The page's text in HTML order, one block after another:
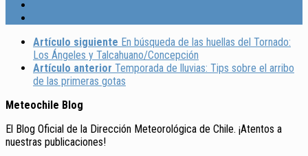
Artículo siguiente En búsqueda de las huellas del Tornado:
Los Ángeles y Talcahuano/Concepción
Artículo anterior Temporada de lluvias: Tips sobre el arribo
de las primeras gotas
Meteochile Blog
El Blog Oficial de la Dirección Meteorológica de Chile. ¡Atentos a
nuestras publicaciones!